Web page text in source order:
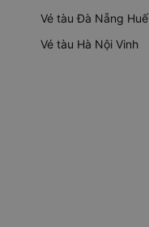
Vé tàu Đà Nẵng Huế
Vé tàu Hà Nội Vinh